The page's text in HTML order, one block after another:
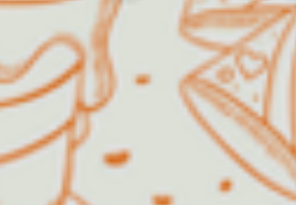
Segunda a Sexta
Fins de semana /
Feriados